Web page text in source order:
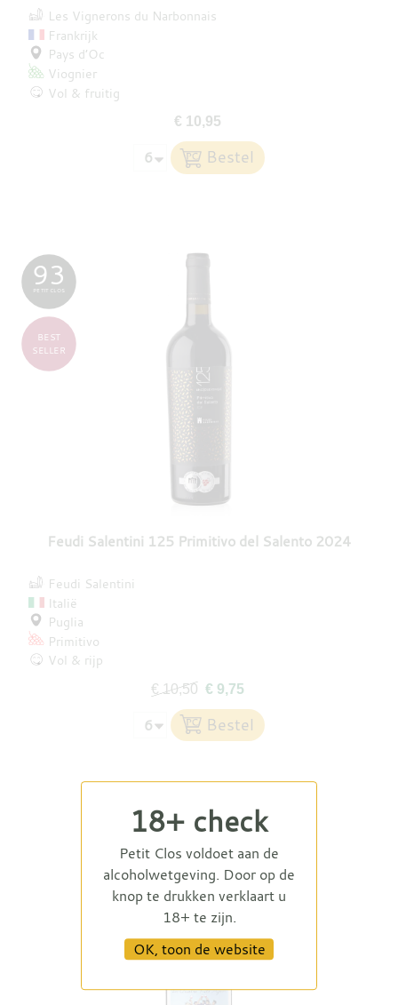
Les Vignerons du Narbonnais
Frankrijk
Pays d’Oc
Viognier
Vol & fruitig
€ 10,95
Feudi Salentini 125 Primitivo del Salento 2024
93
PETIT CLOS
BEST
SELLER
Feudi Salentini
Italië
Puglia
Primitivo
Vol & rijp
€ 10,50 € 9,75
18+ check
Petit Clos voldoet aan de
alcoholwetgeving. Door op de
knop te drukken verklaart u
18+ te zijn.
OK, toon de website